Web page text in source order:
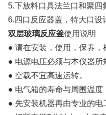
5.下放料口具法兰口和聚
6.四口反应器盖，特大口
双层玻璃反应釜使用说明
● 请在安装，使用，保养
● 电源电压必须与本仪器所
● 空载不宜高速运转。
● 电气箱的寿命与周围温
● 先安装机器再由专业的